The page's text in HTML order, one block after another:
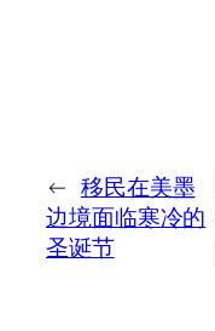
← 移民在美墨
边境面临寒冷的
圣诞节